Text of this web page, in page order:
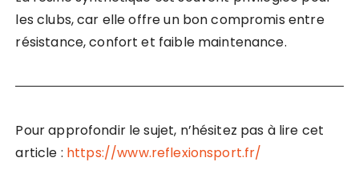
les clubs, car elle offre un bon compromis entre
résistance, confort et faible maintenance.
Pour approfondir le sujet, n’hésitez pas à lire cet
article : https://www.reflexionsport.fr/